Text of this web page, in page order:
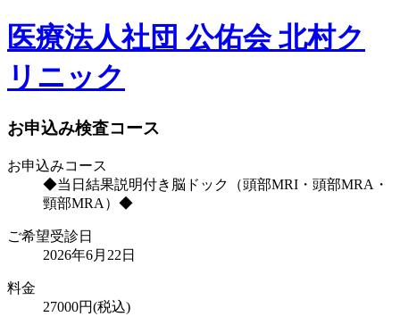
医療法人社団 公佑会 北村ク
リニック
お申込み検査コース
お申込みコース
◆当日結果説明付き脳ドック（頭部MRI・頭部MRA・
頸部MRA）◆
ご希望受診日
2026年6月22日
料金
27000円(税込)